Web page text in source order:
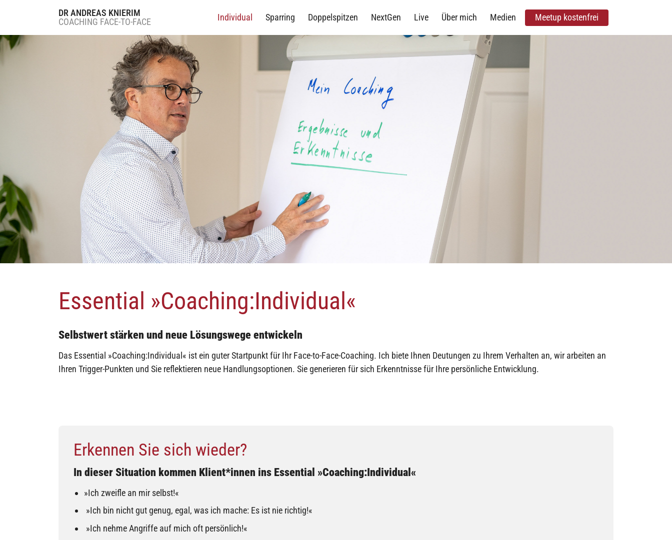
DR ANDREAS KNIERIM
COACHING FACE-TO-FACE
Individual Sparring Doppelspitzen NextGen Live Über mich Medien Meetup kostenfrei
Essential »Coaching:Individual«
Selbstwert stärken und neue Lösungswege entwickeln
Das Essential »Coaching:Individual« ist ein guter Startpunkt für Ihr Face-to-Face-Coaching. Ich biete Ihnen Deutungen zu Ihrem Verhalten an, wir arbeiten an
Ihren Trigger-Punkten und Sie reflektieren neue Handlungsoptionen. Sie generieren für sich Erkenntnisse für Ihre persönliche Entwicklung.
Erkennen Sie sich wieder?
In dieser Situation kommen Klient*innen ins Essential »Coaching:Individual«
»Ich zweifle an mir selbst!«
»Ich bin nicht gut genug, egal, was ich mache: Es ist nie richtig!«
»Ich nehme Angriffe auf mich oft persönlich!«